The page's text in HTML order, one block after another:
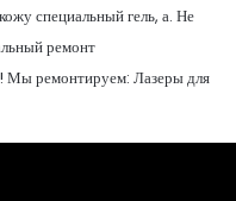
специальный гель, а. Не
ремонт
Мы ремонтируем: Лазеры для